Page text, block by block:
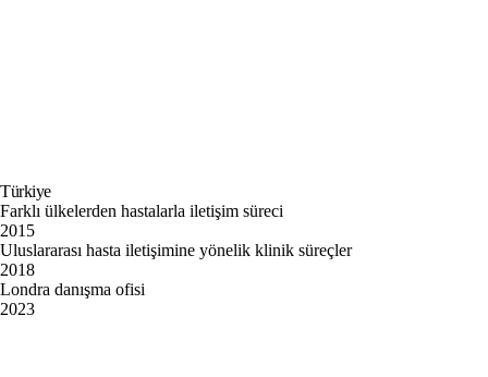
Türkiye
Farklı ülkelerden hastalarla iletişim süreci
2015
Uluslararası hasta iletişimine yönelik klinik süreçler
2018
Londra danışma ofisi
2023